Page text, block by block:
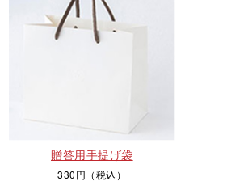
贈答用手提げ袋
330円（税込）